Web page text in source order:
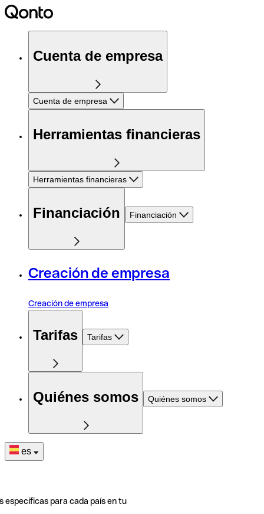
Cuenta de empresa
Cuenta de empresa
Herramientas financieras
Herramientas financieras
Financiación Financiación
Creación de empresa
Creación de empresa
Tarifas Tarifas
Quiénes somos Quiénes somos
es
específicas para cada país en tu